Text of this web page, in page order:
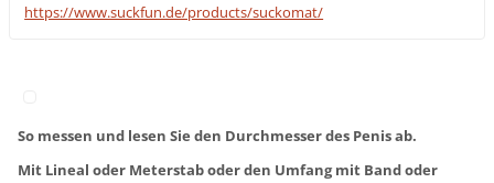
https://www.suckfun.de/products/suckomat/
So messen und lesen Sie den Durchmesser des Penis ab.
Mit Lineal oder Meterstab oder den Umfang mit Band oder